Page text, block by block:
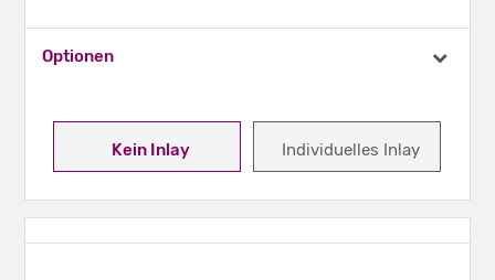
Kein Inlay Individuelles Inlay
Optionen